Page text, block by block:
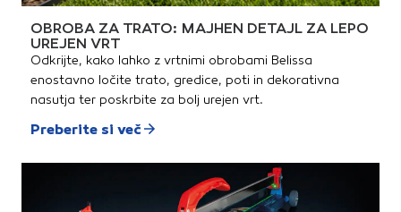
OBROBA ZA TRATO: MAJHEN DETAJL ZA LEPO
UREJEN VRT
Odkrijte, kako lahko z vrtnimi obrobami Belissa
enostavno ločite trato, gredice, poti in dekorativna
nasutja ter poskrbite za bolj urejen vrt.
Preberite si več